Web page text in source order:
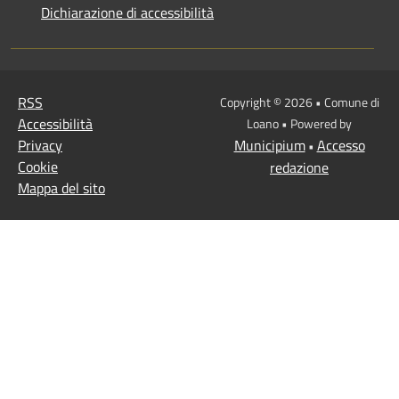
Dichiarazione di accessibilità
RSS
Accessibilità
Privacy
Cookie
Mappa del sito
Copyright © 2026 • Comune di
Loano • Powered by
Municipium• Accesso
redazione